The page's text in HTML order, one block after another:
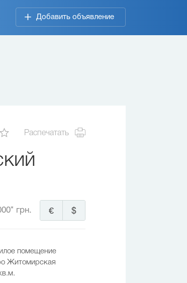
Добавить объявление
Распечатать
грн. $
€
помещение
Житомирская